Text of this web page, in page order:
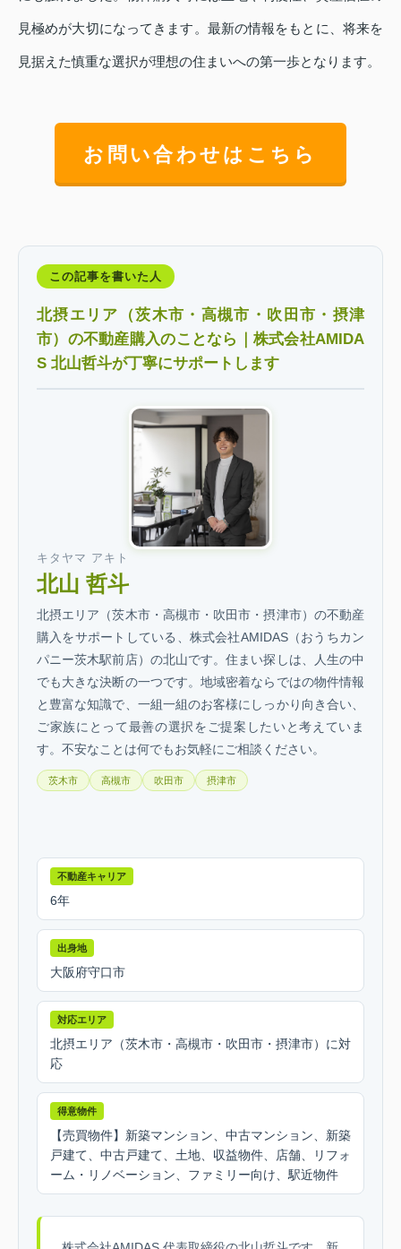
見極めが大切になってきます。最新の情報をもとに、将来を
見据えた慎重な選択が理想の住まいへの第一歩となります。
お問い合わせはこちら
この記事を書いた人
北摂エリア（茨木市・高槻市・吹田市・摂津
市）の不動産購入のことなら｜株式会社AMIDA
S 北山哲斗が丁寧にサポートします
キタヤマ アキト
北山 哲斗
北摂エリア（茨木市・高槻市・吹田市・摂津市）の不動産
購入をサポートしている、株式会社AMIDAS（おうちカン
パニー茨木駅前店）の北山です。住まい探しは、人生の中
でも大きな決断の一つです。地域密着ならではの物件情報
と豊富な知識で、一組一組のお客様にしっかり向き合い、
ご家族にとって最善の選択をご提案したいと考えていま
す。不安なことは何でもお気軽にご相談ください。
茨木市 高槻市 吹田市 摂津市
不動産キャリア
6年
出身地
大阪府守口市
対応エリア
北摂エリア（茨木市・高槻市・吹田市・摂津市）に対
応
得意物件
【売買物件】新築マンション、中古マンション、新築
戸建て、中古戸建て、土地、収益物件、店舗、リフォ
ーム・リノベーション、ファミリー向け、駅近物件